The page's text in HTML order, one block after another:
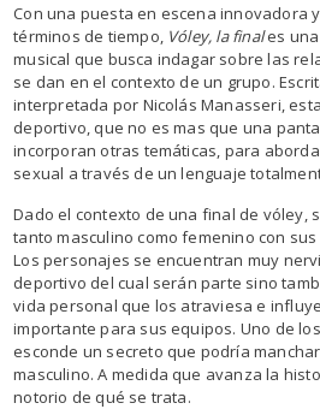
Con una puesta en escena innovadora
términos de tiempo, Vóley, la finales
musical que busca indagar sobre las
se dan en el contexto de un grupo.
interpretada por Nicolás Manasseri,
deportivo, que no es mas que una
incorporan otras temáticas, para
sexual a través de un lenguaje
Dado el contexto de una final de vóley,
tanto masculino como femenino con
Los personajes se encuentran muy
deportivo del cual serán parte sino
vida personal que los atraviesa e
importante para sus equipos. Uno de
esconde un secreto que podría
masculino. A medida que avanza la
notorio de qué se trata.